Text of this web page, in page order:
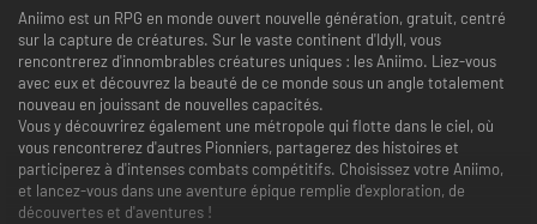
Aniimo est un RPG en monde ouvert nouvelle génération, gratuit, centré
sur la capture de créatures. Sur le vaste continent d'Idyll, vous
rencontrerez d'innombrables créatures uniques : les Aniimo. Liez-vous
avec eux et découvrez la beauté de ce monde sous un angle totalement
nouveau en jouissant de nouvelles capacités.
Vous y découvrirez également une métropole qui flotte dans le ciel, où
vous rencontrerez d'autres Pionniers, partagerez des histoires et
participerez à d'intenses combats compétitifs. Choisissez votre Aniimo,
et lancez-vous dans une aventure épique remplie d'exploration, de
découvertes et d'aventures !